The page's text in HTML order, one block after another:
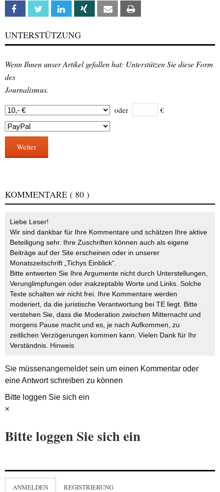
Facebook Twitter Linkedin Xing Email
UNTERSTÜTZUNG
Wenn Ihnen unser Artikel gefallen hat: Unterstützen Sie diese Form
des
Journalismus.
oder €
Weiter
KOMMENTARE ( 80 )
Liebe Leser!
Wir sind dankbar für Ihre Kommentare und schätzen Ihre aktive
Beteiligung sehr. Ihre Zuschriften können auch als eigene
Beiträge auf der Site erscheinen oder in unserer
Monatszeitschrift „Tichys Einblick“.
Bitte entwerten Sie Ihre Argumente nicht durch Unterstellungen,
Verunglimpfungen oder inakzeptable Worte und Links. Solche
Texte schalten wir nicht frei. Ihre Kommentare werden
moderiert, da die juristische Verantwortung bei TE liegt. Bitte
verstehen Sie, dass die Moderation zwischen Mitternacht und
morgens Pause macht und es, je nach Aufkommen, zu
zeitlichen Verzögerungen kommen kann. Vielen Dank für Ihr
Verständnis. Hinweis
Sie müssenangemeldetsein um einen Kommentar oder
eine Antwort schreiben zu können
Bitte loggen Sie sich ein
×
Bitte loggen Sie sich ein
ANMELDEN REGISTRIERUNG